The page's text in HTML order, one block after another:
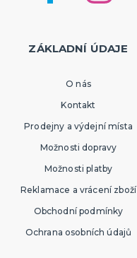
VYBAVENÍ PRO FANOUŠKY
ZÁKLADNÍ ÚDAJE
O nás
Kontakt
Prodejny a výdejní místa
Možnosti dopravy
Možnosti platby
Reklamace a vrácení zboží
Obchodní podmínky
Ochrana osobních údajů